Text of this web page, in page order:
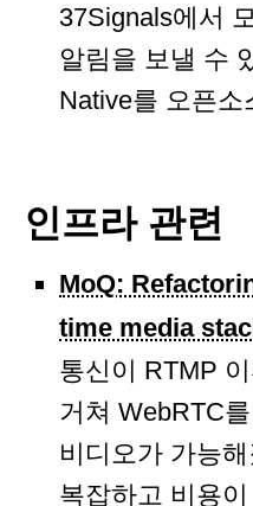
37Signals에서
알림을 보낼 수
Native를 오픈소
인프라 관련
MoQ:
time media
통신이 RTMP
거쳐 WebRTC
비디오가 가능
복잡하고 비용